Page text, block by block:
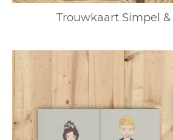
Trouwkaart Simpel